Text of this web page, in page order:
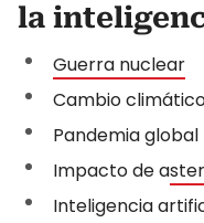
la
Guerra nuclear
Cambio
Pandemia global
Impacto de a
Inteligencia